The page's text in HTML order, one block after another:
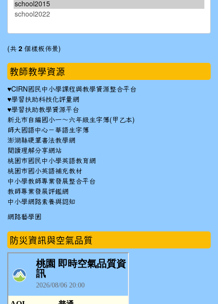
(共 2 個樣板佈景)
教師教學資源
♥CIRN國民中小學課程與教學資源整合平台
♥學習扶助科技化評量網
♥學習扶助教學資源平台
新北市自編國小一～六年級生字簿(甲乙本)
師大國語中心－華語生字簿
澎湖縣硬筆書法教學網
閱讀理解分享網站
桃園市國民中小學英語教育網
桃園市國小英語補充教材
中小學教師專業發展整合平台
教師專業發展評鑑網
中小學網路素養與認知
網路藝學園
防災資訊與空氣品質